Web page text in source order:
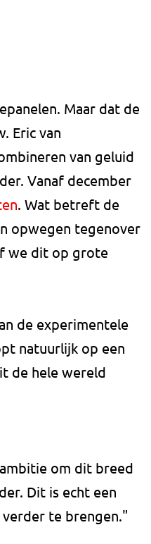
Maar dat de
Eric van
van geluid
Vanaf december
. Wat betreft de
opwegen tegenover
we dit op grote
de experimentele
natuurlijk op een
de hele wereld
om dit breed
Dit is echt een
te brengen."